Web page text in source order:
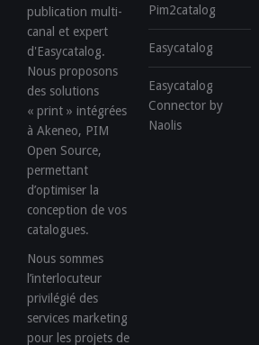
publication multi-
canal et expert
d'Easycatalog.
Nous proposons
des solutions
« print » intégrées
à Akeneo, PIM
Open Source,
permettant
d’optimiser la
conception de vos
catalogues.
Nous sommes
l’interlocuteur
privilégié des
services marketing
pour les projets de
Pim2catalog
Easycatalog
Easycatalog
Connector by
Naolis